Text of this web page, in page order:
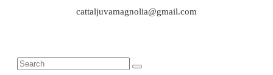
cattaljuvamagnolia@gmail.com